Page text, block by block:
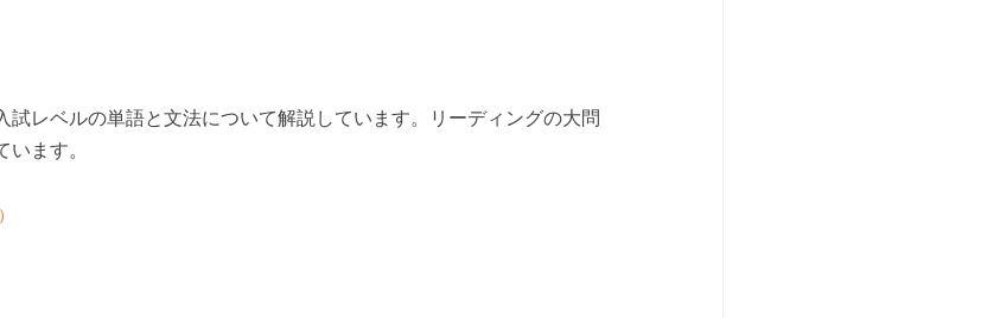
試レベルの単語と文法について解説しています。リーディングの大問
ます。